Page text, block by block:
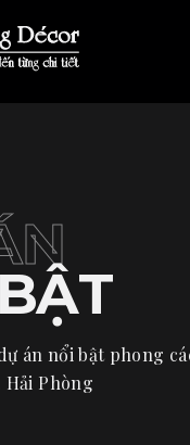
án nổi bật phong
Hải Phòng